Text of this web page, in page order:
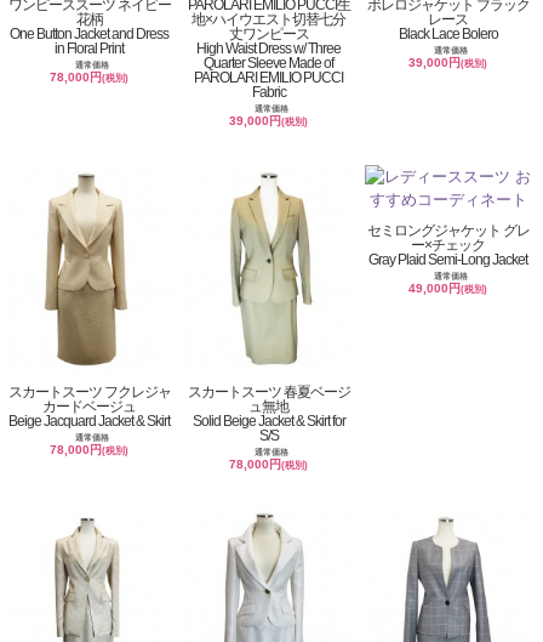
ワンピーススーツ ネイビー
花柄
One Button Jacket and Dress
in Floral Print
通常価格
78,000円(税別)
PAROLARI EMILIO PUCCI生
地×ハイウエスト切替七分
丈ワンピース
High Waist Dress w/ Three
Quarter Sleeve Made of
PAROLARI EMILIO PUCCI
Fabric
通常価格
39,000円(税別)
ボレロジャケット ブラック
レース
Black Lace Bolero
通常価格
39,000円(税別)
スカートスーツ フクレジャ
カードベージュ
Beige Jacquard Jacket & Skirt
通常価格
78,000円(税別)
スカートスーツ 春夏ベージ
ュ無地
Solid Beige Jacket & Skirt for
S/S
通常価格
78,000円(税別)
セミロングジャケット グレ
ー×チェック
Gray Plaid Semi-Long Jacket
通常価格
49,000円(税別)